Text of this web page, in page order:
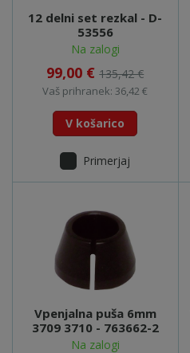
12 delni set rezkal - D-
53556
Na zalogi
99,00 €135,42 €
Vaš prihranek: 36,42 €
V košarico
Primerjaj
Vpenjalna puša 6mm
3709 3710 - 763662-2
Na zalogi